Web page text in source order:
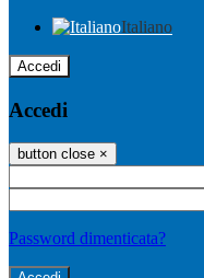
Italiano
Accedi
Accedi
button close ×
Password dimenticata?